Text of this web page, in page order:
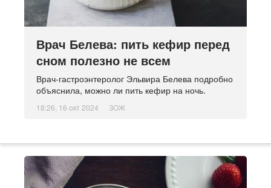
Врач Белева: пить кефир перед
сном полезно не всем
Врач-гастроэнтеролог Эльвира Белева подробно
объяснила, можно ли пить кефир на ночь.
18:26, 16 окт 2024 ЗОЖ